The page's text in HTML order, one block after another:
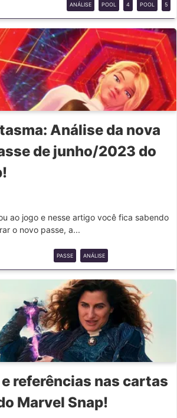
ANÁLISE POOL 4 POOL 5
Análise da nova
de junho/2023 do
ao jogo e nesse artigo você fica sabendo
o novo passe, a...
PASSE ANÁLISE
ARANHA-FANTASMA JUNHO
referências nas cartas
Marvel Snap!